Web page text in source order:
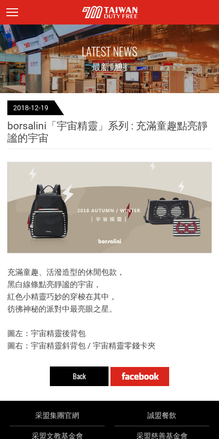
頁面主標題
LATEST NEWS
最新動態
2018-12-19
borsalini「宇宙精靈」系列 : 充滿童趣點亮靜
謐的宇宙
充滿童趣、活潑造型的休閒包款，
黑白線條點亮靜謐的宇宙，
紅色小精靈巧妙的穿梭在其中，
彷彿神秘的派對中最亮眼之星。
圖左：宇宙精靈後背包
圖右：宇宙精靈斜背包 / 宇宙精靈零錢卡夾
Back
采盟集團官網 誠盟餐飲
采盟文教基金會 采盟慈善基金會